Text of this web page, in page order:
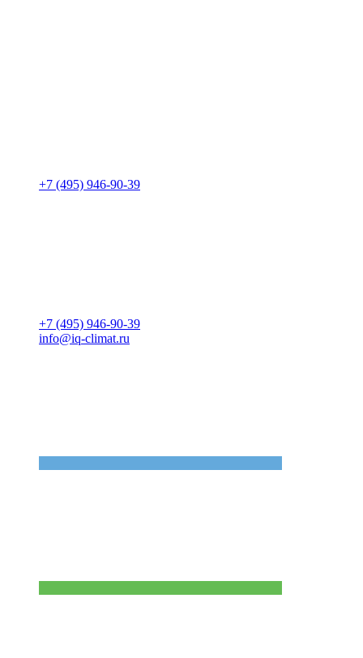
+7 (495) 946-90-39
+7 (495) 946-90-39
info@iq-climat.ru